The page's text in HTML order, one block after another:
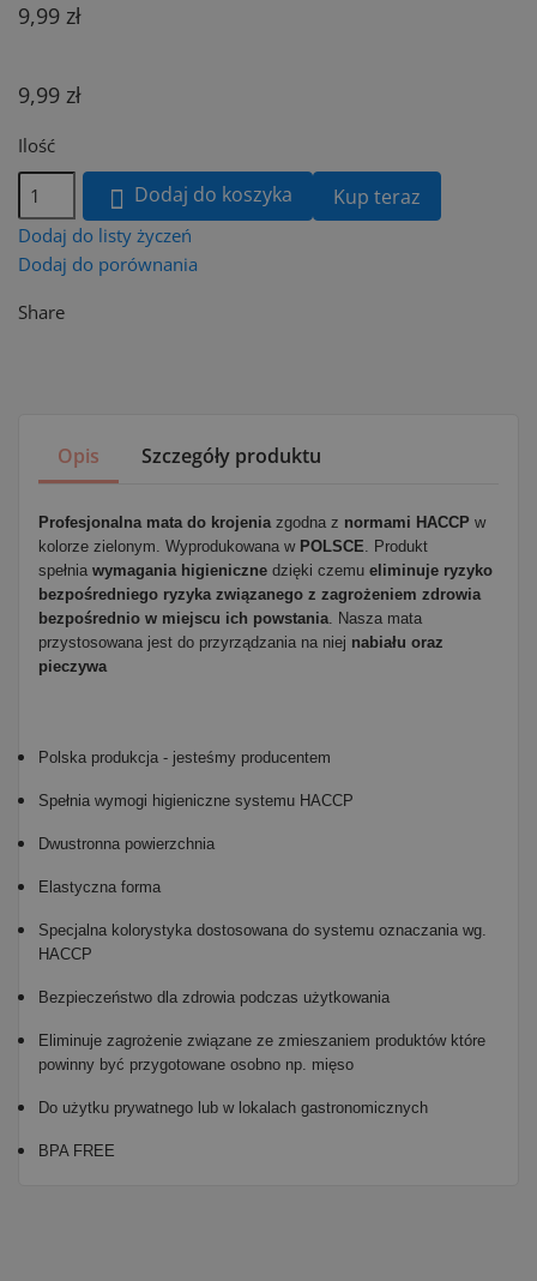
9,99 zł
9,99 zł
Ilość
 Dodaj do koszyka Kup teraz
Dodaj do listy życzeń
Dodaj do porównania
Share
Opis Szczegóły produktu
Profesjonalna mata do krojeniazgodna z normami HACCP w
kolorze zielonym. Wyprodukowana wPOLSCE. Produkt
spełnia wymagania higieniczne dzięki czemu eliminuje ryzyko
bezpośredniego ryzyka związanego z zagrożeniem zdrowia
bezpośrednio w miejscu ich powstania. Nasza mata
przystosowana jest do przyrządzania na niej nabiału oraz
pieczywa
Polska produkcja - jesteśmy producentem
Spełnia wymogi higieniczne systemu HACCP
Dwustronna powierzchnia
Elastyczna forma
Specjalna kolorystyka dostosowana do systemu oznaczania wg.
HACCP
Bezpieczeństwo dla zdrowia podczas użytkowania
Eliminuje zagrożenie związane ze zmieszaniem produktów które
powinny być przygotowane osobno np. mięso
Do użytku prywatnego lub w lokalach gastronomicznych
BPA FREE